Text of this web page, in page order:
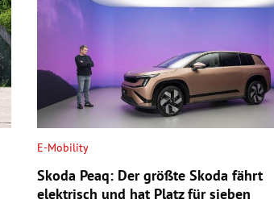
E-Mobility
Skoda Peaq: Der größte Skoda fährt
elektrisch und hat Platz für sieben